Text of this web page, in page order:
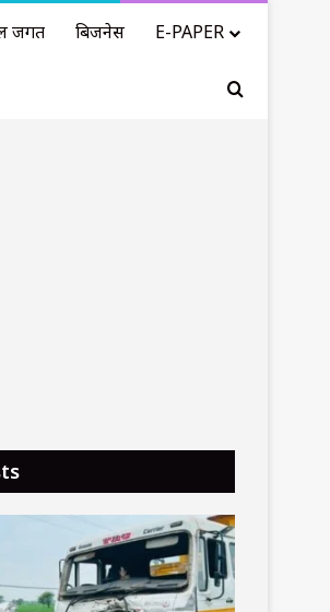
जगत बिजनेस E-PAPER
Search for